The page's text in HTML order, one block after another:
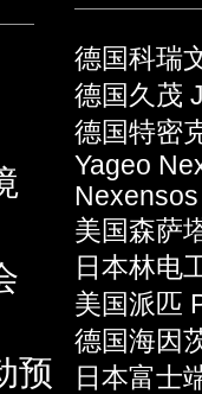
预
德国科瑞
德国久茂
德国特密
Yageo
Nexensos
美国森萨
日本林电
美国派匹
德国海因
日本富士